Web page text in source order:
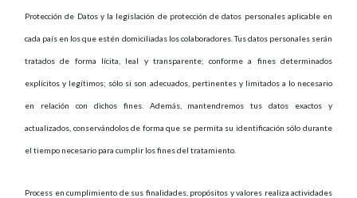
Protección de Datos y la legislación de protección de datos personales aplicable en
cada país en los que estén domiciliadas los colaboradores. Tus datos personales serán
tratados de forma lícita, leal y transparente; conforme a fines determinados
explícitos y legítimos; sólo si son adecuados, pertinentes y limitados a lo necesario
en relación con dichos fines. Además, mantendremos tus datos exactos y
actualizados, conservándolos de forma que se permita su identificación sólo durante
el tiempo necesario para cumplir los fines del tratamiento.
Process en cumplimiento de sus finalidades, propósitos y valores realiza actividades